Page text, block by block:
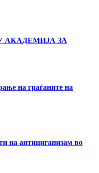
АКАДЕМИЈА ЗА
на граѓаните на
на антициганизам во